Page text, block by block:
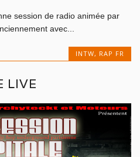
session de radio animée par
avec...
INTW, RAP FR
LIVE